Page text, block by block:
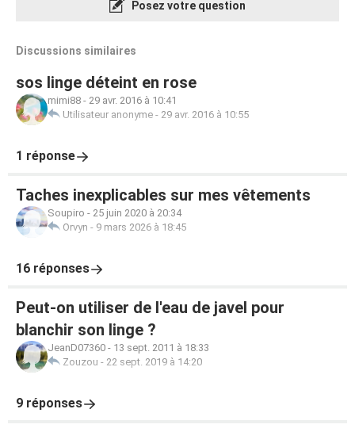
Posez votre question
Discussions similaires
sos linge déteint en rose
mimi88 - 29 avr. 2016 à 10:41
Utilisateur anonyme - 29 avr. 2016 à 10:55
1 réponse
Taches inexplicables sur mes vêtements
Soupiro - 25 juin 2020 à 20:34
Orvyn - 9 mars 2026 à 18:45
16 réponses
Peut-on utiliser de l'eau de javel pour
blanchir son linge ?
JeanD07360 - 13 sept. 2011 à 18:33
Zouzou - 22 sept. 2019 à 14:20
9 réponses